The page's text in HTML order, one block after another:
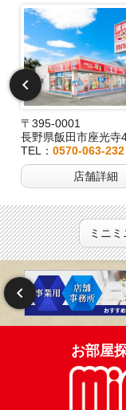
〒395-0001
長野県飯田市座光寺
TEL： 0570-063-232
店舗詳細
ミニ
お部屋